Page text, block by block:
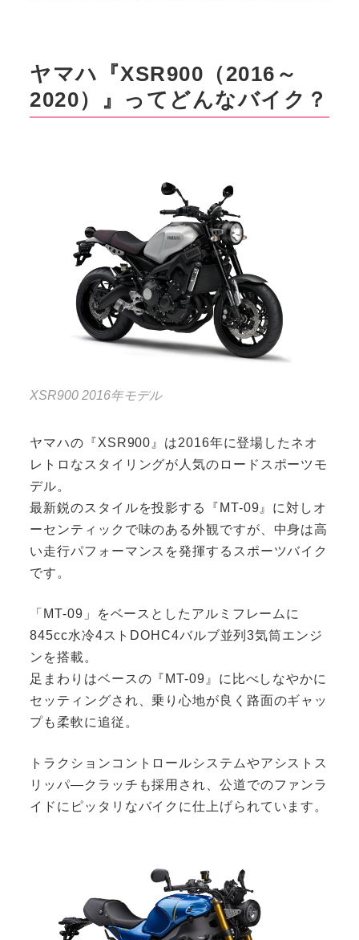
ヤマハ『XSR900（2016～
2020）』ってどんなバイク？
XSR900 2016年モデル
ヤマハの『XSR900』は2016年に登場したネオ
レトロなスタイリングが人気のロードスポーツモ
デル。
最新鋭のスタイルを投影する『MT-09』に対しオ
ーセンティックで味のある外観ですが、中身は高
い走行パフォーマンスを発揮するスポーツバイク
です。
「MT-09」をベースとしたアルミフレームに
845cc水冷4ストDOHC4バルブ並列3気筒エンジ
ンを搭載。
足まわりはベースの『MT-09』に比べしなやかに
セッティングされ、乗り心地が良く路面のギャッ
プも柔軟に追従。
トラクションコントロールシステムやアシストス
リッパ―クラッチも採用され、公道でのファンラ
イドにピッタリなバイクに仕上げられています。